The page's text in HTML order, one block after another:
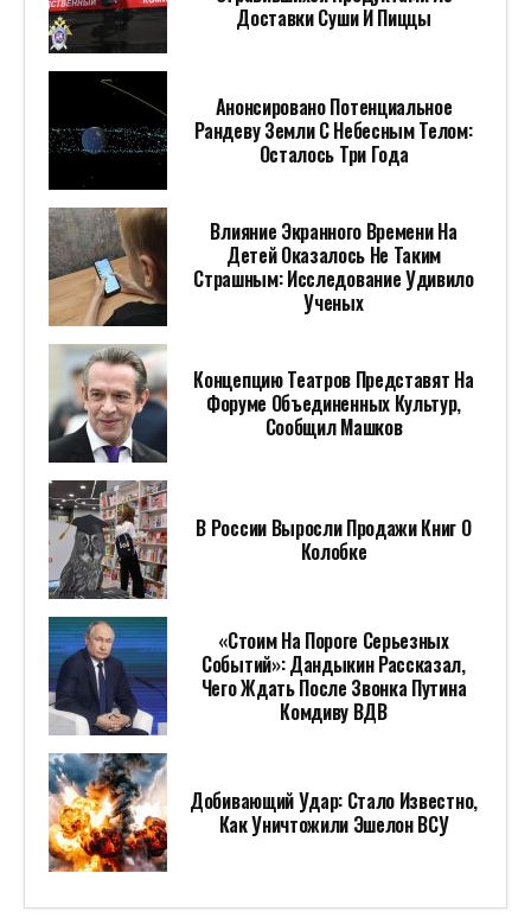
Доставки Суши И Пиццы
Анонсировано Потенциальное
Рандеву Земли С Небесным Телом:
Осталось Три Года
Влияние Экранного Времени На
Детей Оказалось Не Таким
Страшным: Исследование Удивило
Ученых
Концепцию Театров Представят На
Форуме Объединенных Культур,
Сообщил Машков
В России Выросли Продажи Книг О
Колобке
«Стоим На Пороге Серьезных
Событий»: Дандыкин Рассказал,
Чего Ждать После Звонка Путина
Комдиву ВДВ
Добивающий Удар: Стало Известно,
Как Уничтожили Эшелон ВСУ